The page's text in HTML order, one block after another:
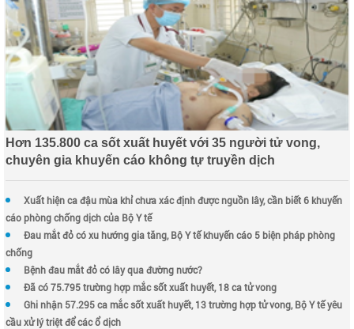
Hơn 135.800 ca sốt xuất huyết với 35 người tử vong,
chuyên gia khuyến cáo không tự truyền dịch
Xuất hiện ca đậu mùa khỉ chưa xác định được nguồn lây, cần biết 6 khuyến
cáo phòng chống dịch của Bộ Y tế
Đau mắt đỏ có xu hướng gia tăng, Bộ Y tế khuyến cáo 5 biện pháp phòng
chống
Bệnh đau mắt đỏ có lây qua đường nước?
Đã có 75.795 trường hợp mắc sốt xuất huyết, 18 ca tử vong
Ghi nhận 57.295 ca mắc sốt xuất huyết, 13 trường hợp tử vong, Bộ Y tế yêu
cầu xử lý triệt để các ổ dịch